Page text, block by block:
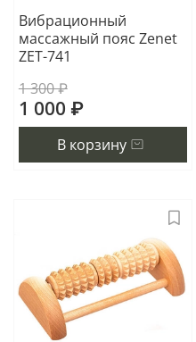
Вибрационный
массажный пояс Zenet
ZET-741
1 300 ₽
1 000 ₽
В корзину